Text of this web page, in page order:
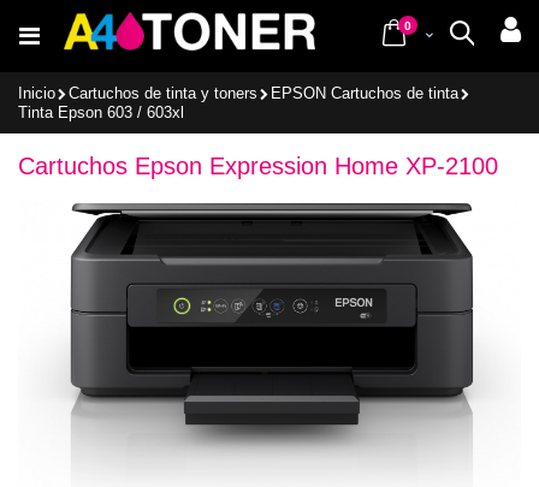
al
contenido
Buscar
Cart
0items
Inicio Cartuchos de tinta y toners
EPSON Cartuchos de tinta
Tinta Epson 603 / 603xl
Cartuchos Epson Expression Home XP-2100